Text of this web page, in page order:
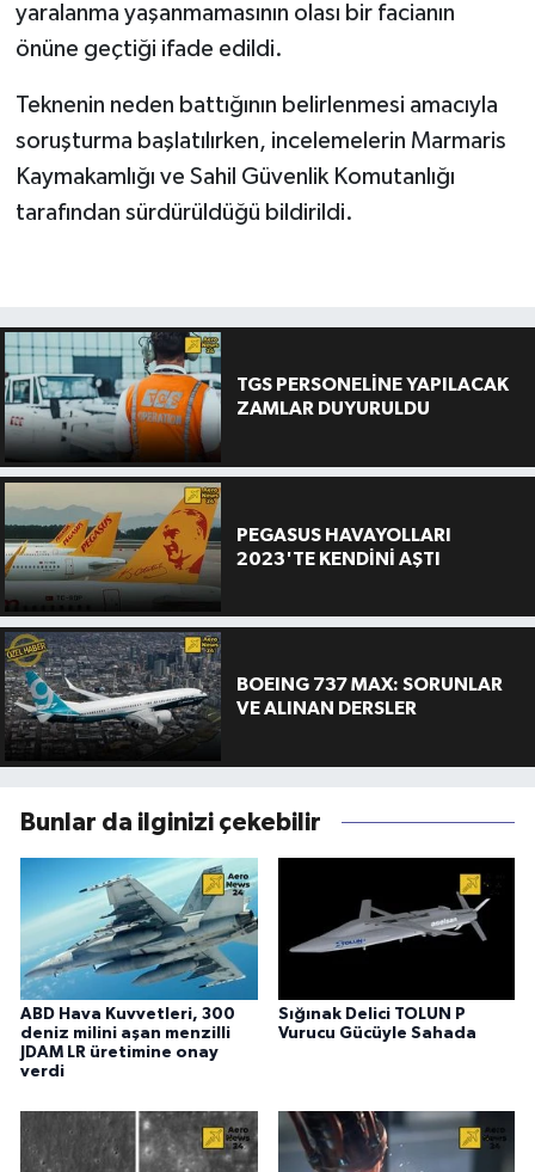
yaralanma yaşanmamasının olası bir facianın
önüne geçtiği ifade edildi.
Teknenin neden battığının belirlenmesi amacıyla
soruşturma başlatılırken, incelemelerin Marmaris
Kaymakamlığı ve Sahil Güvenlik Komutanlığı
tarafından sürdürüldüğü bildirildi.
TGS PERSONELİNE YAPILACAK
ZAMLAR DUYURULDU
PEGASUS HAVAYOLLARI
2023'TE KENDİNİ AŞTI
BOEING 737 MAX: SORUNLAR
VE ALINAN DERSLER
Bunlar da ilginizi çekebilir
ABD Hava Kuvvetleri, 300
deniz milini aşan menzilli
JDAM LR üretimine onay
verdi
Sığınak Delici TOLUN P
Vurucu Gücüyle Sahada